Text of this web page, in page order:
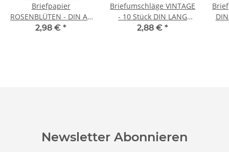
Briefpapier
ROSENBLÜTEN - DIN A4
Format 20 Blatt
2,98 € *
Briefumschläge VINTAGE
- 10 Stück DIN LANG
(ohne Fenster)
2,88 € *
Newsletter Abonnieren